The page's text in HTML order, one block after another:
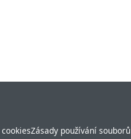
Zásady používání